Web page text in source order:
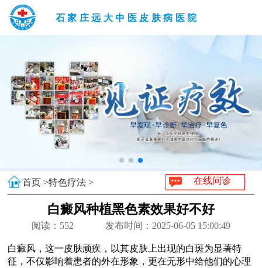
石家庄远大中医皮肤病医院
首页 >特色疗法 > 在线问诊
白癜风种植黑色素效果好不好
阅读： 552 发布时间：2025-06-05 15:00:49
白癜风，这一皮肤顽疾，以其皮肤上出现的白斑为显著特
征，不仅影响着患者的外在形象，更在无形中给他们的心理